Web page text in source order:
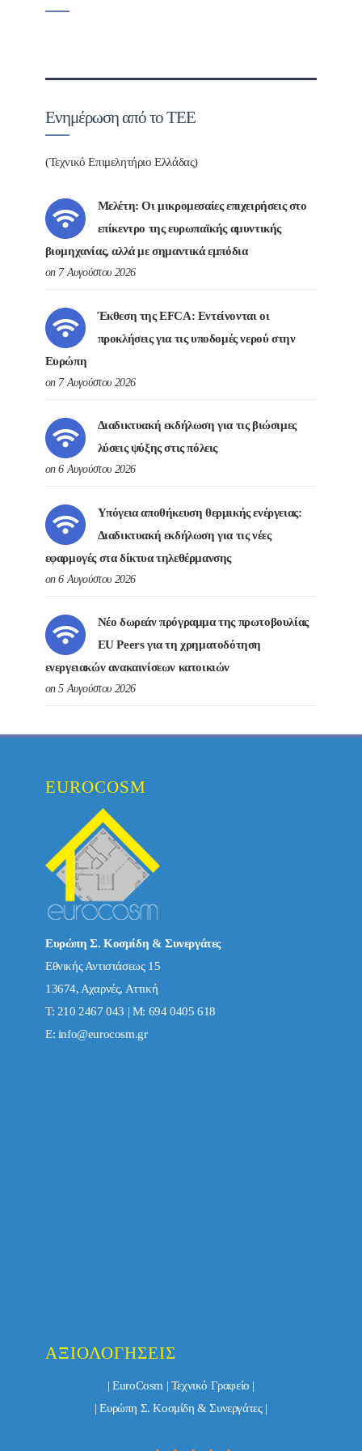
Ενημέρωση από το ΤΕΕ
(Τεχνικό Επιμελητήριο Ελλάδας)
Μελέτη: Οι μικρομεσαίες επιχειρήσεις στο
επίκεντρο της ευρωπαϊκής αμυντικής
βιομηχανίας, αλλά με σημαντικά εμπόδια
on 7 Αυγούστου 2026
Έκθεση της EFCA: Εντείνονται οι
προκλήσεις για τις υποδομές νερού στην
Ευρώπη
on 7 Αυγούστου 2026
Διαδικτυακή εκδήλωση για τις βιώσιμες
λύσεις ψύξης στις πόλεις
on 6 Αυγούστου 2026
Υπόγεια αποθήκευση θερμικής ενέργειας:
Διαδικτυακή εκδήλωση για τις νέες
εφαρμογές στα δίκτυα τηλεθέρμανσης
on 6 Αυγούστου 2026
Νέο δωρεάν πρόγραμμα της πρωτοβουλίας
EU Peers για τη χρηματοδότηση
ενεργειακών ανακαινίσεων κατοικιών
on 5 Αυγούστου 2026
EUROCOSM
Ευρώπη Σ. Κοσμίδη & Συνεργάτες
Εθνικής Αντιστάσεως 15
13674, Αχαρνές, Αττική
Τ: 210 2467 043 | Μ: 694 0405 618
E: info@eurocosm.gr
ΑΞΙΟΛΟΓΉΣΕΙΣ
| EuroCosm | Τεχνικό Γραφείο |
| Ευρώπη Σ. Κοσμίδη & Συνεργάτες |